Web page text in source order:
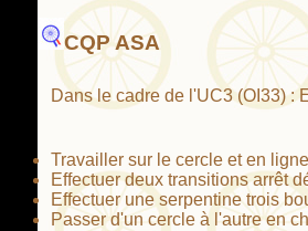
CQP ASA
Dans le cadre de l'UC3 (OI33) :
Travailler sur le cercle et en
Effectuer deux transitions arrêt
Effectuer une serpentine trois
Passer d'un cercle à l'autre en